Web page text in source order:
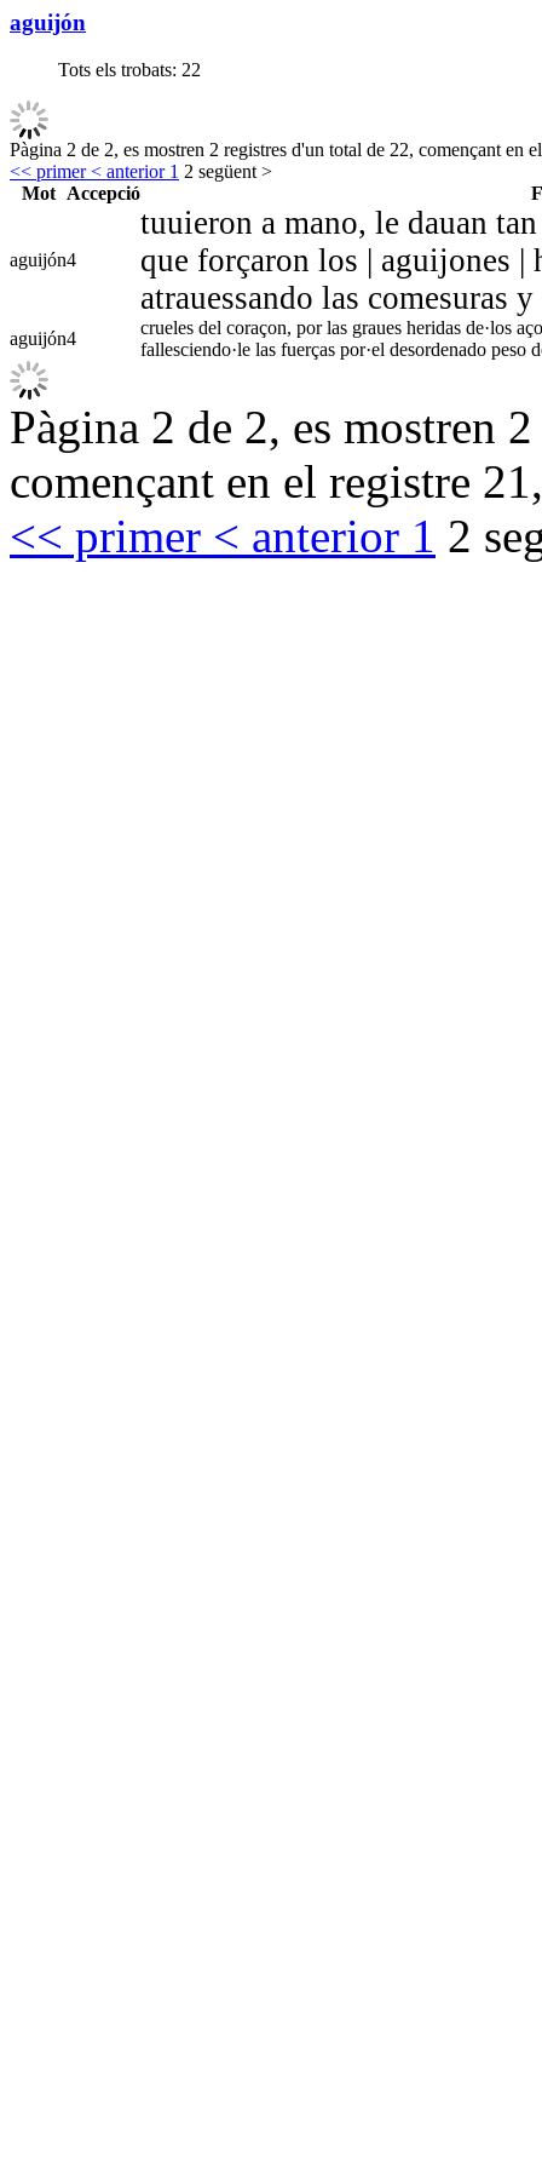
aguijón
Tots els trobats: 22
Pàgina 2 de 2, es mostren 2 registres d'un total de 22, començant en
<< primer< anterior 1 2 següent >
Mot
Accepció
aguijón4
tuuieron a mano, le dauan
que forçaron los | aguijones
atrauessando las comesuras
aguijón4
crueles del coraçon, por las graues heridas de·los
fallesciendo·le las fuerças por·el desordenado peso
Pàgina 2 de 2, es mostren
començant en el registre
<< primer < anterior 1 2